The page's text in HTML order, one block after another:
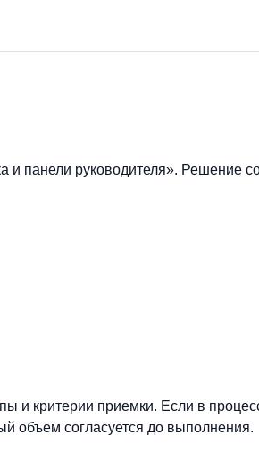
панели руководителя». Решение
и критерии приемки. Если в
объем согласуется до выполнения.